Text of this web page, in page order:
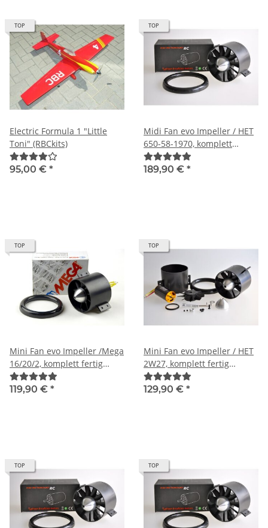
TOP
Electric Formula 1 "Little
Toni" (RBCkits)
95,00 € *
TOP
Midi Fan evo Impeller / HET
650-58-1970, komplett
montiert, feingewuchtet und
harmonisch abgestimmt
189,90 € *
TOP
Mini Fan evo Impeller /Mega
16/20/2, komplett fertig
montiert, feingewuchtet und
harmonisch abgestimmt
119,90 € *
TOP
Mini Fan evo Impeller / HET
2W27, komplett fertig
montiert, feingewuchtet und
harmonisch abgestimmt
129,90 € *
TOP TOP